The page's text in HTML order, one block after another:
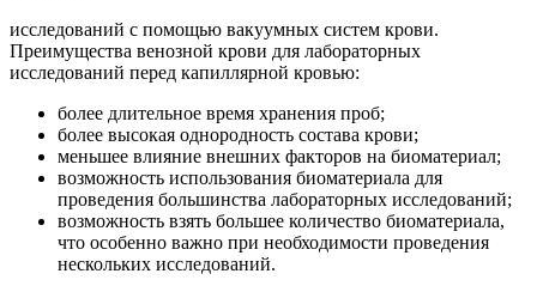
исследований с помощью вакуумных систем крови.
Преимущества венозной крови для лабораторных
исследований перед капиллярной кровью:
более длительное время хранения проб;
более высокая однородность состава крови;
меньшее влияние внешних факторов на биоматериал;
возможность использования биоматериала для
проведения большинства лабораторных исследований;
возможность взять большее количество биоматериала,
что особенно важно при необходимости проведения
нескольких исследований.